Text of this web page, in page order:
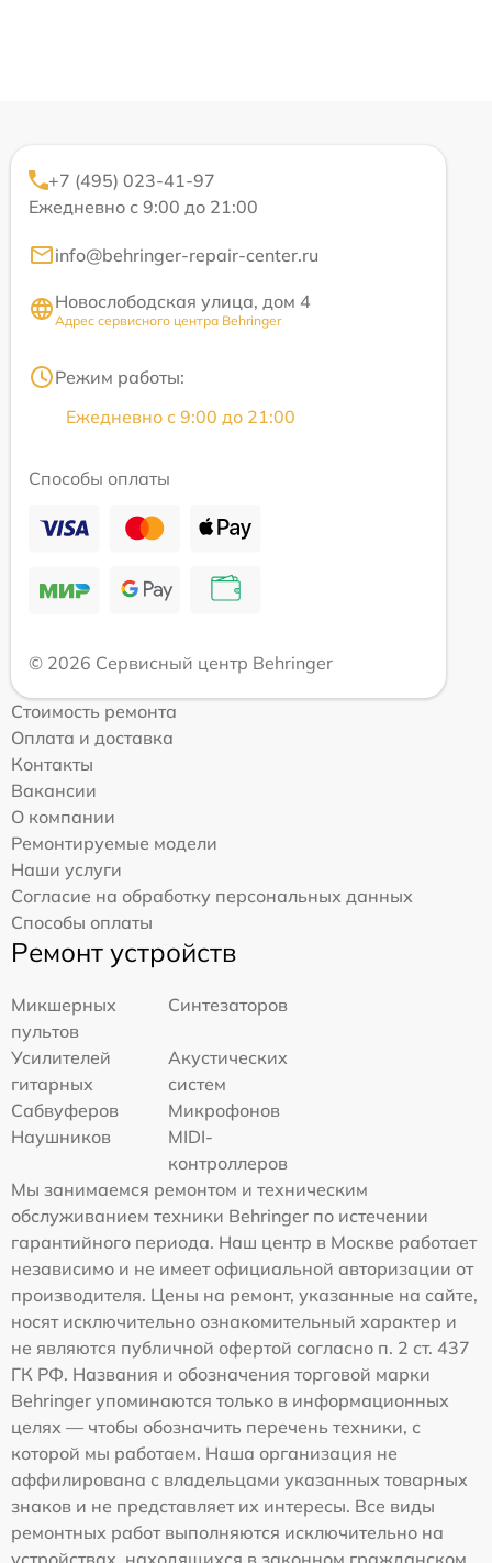
+7 (495) 023-41-97
Ежедневно с 9:00 до 21:00
info@behringer-repair-center.ru
Новослободская улица, дом 4
Адрес сервисного центра Behringer
Режим работы:
Ежедневно с 9:00 до 21:00
Способы оплаты
© 2026 Сервисный центр Behringer
Стоимость ремонта
Оплата и доставка
Контакты
Вакансии
О компании
Ремонтируемые модели
Наши услуги
Согласие на обработку персональных данных
Способы оплаты
Ремонт устройств
Микшерных
пультов
Синтезаторов
Усилителей
гитарных
Акустических
систем
Сабвуферов
Микрофонов
Наушников
MIDI-
контроллеров
Мы занимаемся ремонтом и техническим
обслуживанием техники Behringer по истечении
гарантийного периода. Наш центр в Москве работает
независимо и не имеет официальной авторизации от
производителя. Цены на ремонт, указанные на сайте,
носят исключительно ознакомительный характер и
не являются публичной офертой согласно п. 2 ст. 437
ГК РФ. Названия и обозначения торговой марки
Behringer упоминаются только в информационных
целях — чтобы обозначить перечень техники, с
которой мы работаем. Наша организация не
аффилирована с владельцами указанных товарных
знаков и не представляет их интересы. Все виды
ремонтных работ выполняются исключительно на
устройствах, находящихся в законном гражданском